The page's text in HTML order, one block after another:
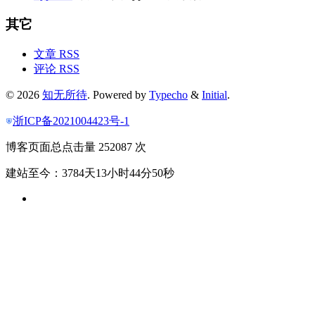
其它
文章 RSS
评论 RSS
© 2026 知无所待. Powered by Typecho & Initial.
浙ICP备2021004423号-1
博客页面总点击量 252087 次
建站至今：3784天13小时44分50秒